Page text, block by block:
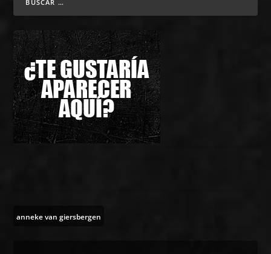
anneke van giersbergen